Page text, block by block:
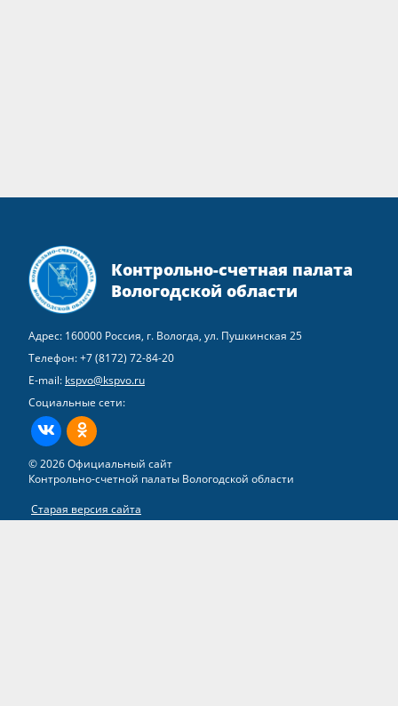
Контрольно-счетная палата
Вологодской области
Адрес: 160000 Россия, г. Вологда, ул. Пушкинская 25
Телефон:+7 (8172) 72-84-20
E-mail: kspvo@kspvo.ru
Социальные сети:
ВКонтактеОдноклассники
© 2026 Официальный сайт
Контрольно-счетной палаты Вологодской области
Старая версия сайта